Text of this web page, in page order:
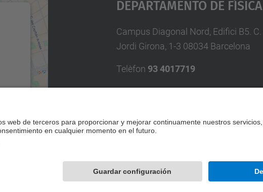
Campus Diagonal Nord, Edifici B5. C.
Jordi Girona, 1-3 08034 Barcelona
Telèfon 93 4017719
A/e usd.utgcnticupc.edu